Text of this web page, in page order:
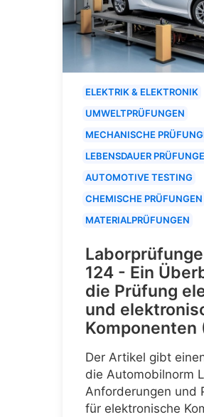
ELEKTRIK & ELEKTRONIK
UMWELTPRÜFUNGEN
MECHANISCHE
LEBENSDAUER
AUTOMOTIVE TESTING
CHEMISCHE PRÜFUNGEN
MATERIALPRÜFUNGEN
124 - Ein
die Prüfung
und
Komponenten
Der Artikel gibt
die Automobilnorm
Anforderungen und
für elektronische